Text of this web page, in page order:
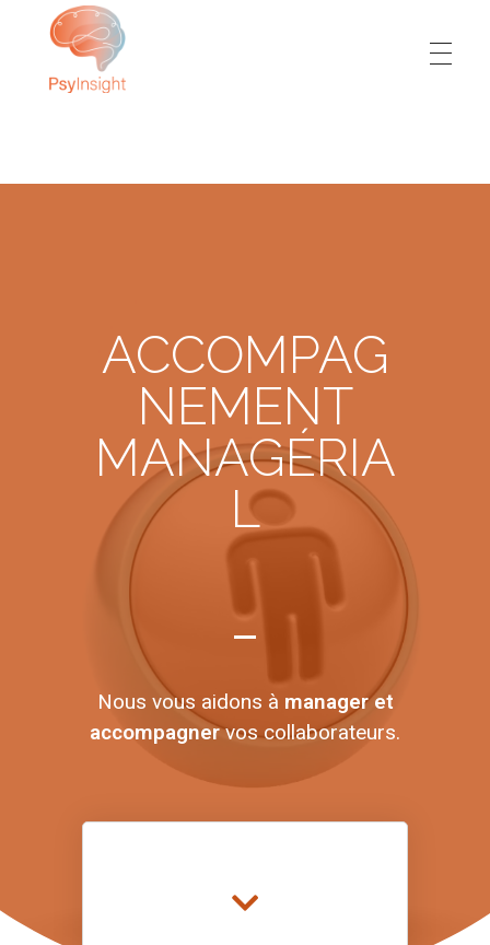
ACCOMPAG
NEMENT
MANAGÉRIA
L
Nous vous aidons à manager et
accompagnervos collaborateurs.